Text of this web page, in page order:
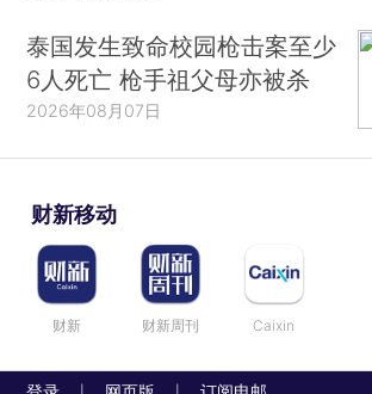
泰国发生致命校园枪击案至少
6人死亡 枪手祖父母亦被杀
2026年08月07日
财新移动
财新 财新周刊 Caixin